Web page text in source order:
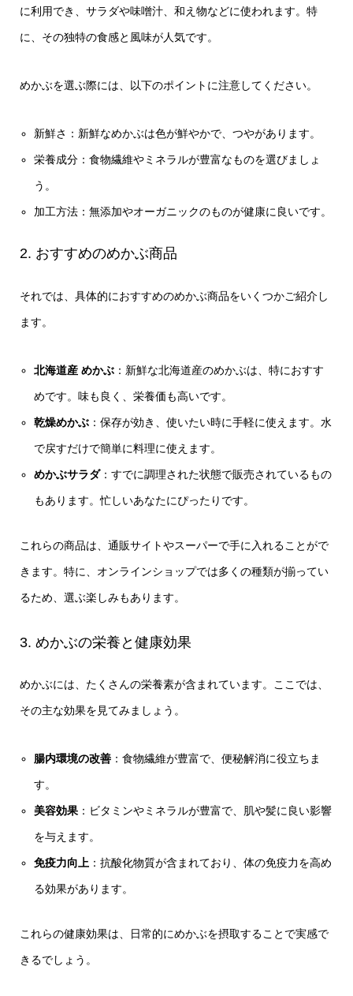
に利用でき、サラダや味噌汁、和え物などに使われます。特
に、その独特の食感と風味が人気です。
めかぶを選ぶ際には、以下のポイントに注意してください。
新鮮さ：新鮮なめかぶは色が鮮やかで、つやがあります。
栄養成分：食物繊維やミネラルが豊富なものを選びましょ
う。
加工方法：無添加やオーガニックのものが健康に良いです。
2. おすすめのめかぶ商品
それでは、具体的におすすめのめかぶ商品をいくつかご紹介し
ます。
北海道産 めかぶ ：新鮮な北海道産のめかぶは、特におすす
めです。味も良く、栄養価も高いです。
乾燥めかぶ ：保存が効き、使いたい時に手軽に使えます。水
で戻すだけで簡単に料理に使えます。
めかぶサラダ：すでに調理された状態で販売されているもの
もあります。忙しいあなたにぴったりです。
これらの商品は、通販サイトやスーパーで手に入れることがで
きます。特に、オンラインショップでは多くの種類が揃ってい
るため、選ぶ楽しみもあります。
3. めかぶの栄養と健康効果
めかぶには、たくさんの栄養素が含まれています。ここでは、
その主な効果を見てみましょう。
腸内環境の改善 ：食物繊維が豊富で、便秘解消に役立ちま
す。
美容効果 ：ビタミンやミネラルが豊富で、肌や髪に良い影響
を与えます。
免疫力向上 ：抗酸化物質が含まれており、体の免疫力を高め
る効果があります。
これらの健康効果は、日常的にめかぶを摂取することで実感で
きるでしょう。